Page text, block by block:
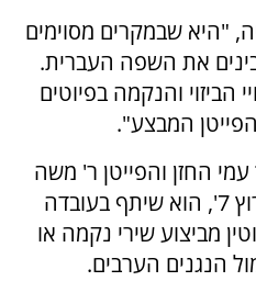
"היא שבמקרים מסוימים
את השפה העברית.
הביזוי והנקמה בפיוטים
המבצע".
החזן והפייטן ר' משה
חבושה בזמנו כאן, 'במגזין ערוץ 7', הוא שיתף בעובדה
מביצוע שירי נקמה או
הנגנים הערבים.